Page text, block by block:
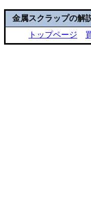
金属スクラップの解
トップページ